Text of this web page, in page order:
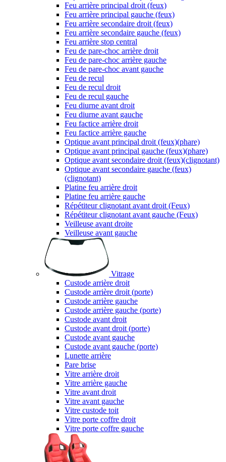
Feu arrière principal droit (feux)
Feu arrière principal gauche (feux)
Feu arrière secondaire droit (feux)
Feu arrière secondaire gauche (feux)
Feu arrière stop central
Feu de pare-choc arrière droit
Feu de pare-choc arrière gauche
Feu de pare-choc avant gauche
Feu de recul
Feu de recul droit
Feu de recul gauche
Feu diurne avant droit
Feu diurne avant gauche
Feu factice arrière droit
Feu factice arrière gauche
Optique avant principal droit (feux)(phare)
Optique avant principal gauche (feux)(phare)
Optique avant secondaire droit (feux)(clignotant)
Optique avant secondaire gauche (feux)
(clignotant)
Platine feu arrière droit
Platine feu arrière gauche
Répétiteur clignotant avant droit (Feux)
Répétiteur clignotant avant gauche (Feux)
Veilleuse avant droite
Veilleuse avant gauche
Vitrage
Custode arrière droit
Custode arrière droit (porte)
Custode arrière gauche
Custode arrière gauche (porte)
Custode avant droit
Custode avant droit (porte)
Custode avant gauche
Custode avant gauche (porte)
Lunette arrière
Pare brise
Vitre arrière droit
Vitre arrière gauche
Vitre avant droit
Vitre avant gauche
Vitre custode toit
Vitre porte coffre droit
Vitre porte coffre gauche